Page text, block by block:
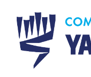
content